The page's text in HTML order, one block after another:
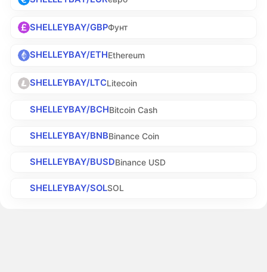
SHELLEYBAY/GBPФунт
SHELLEYBAY/ETHEthereum
SHELLEYBAY/LTCLitecoin
SHELLEYBAY/BCHBitcoin Cash
SHELLEYBAY/BNBBinance Coin
SHELLEYBAY/BUSDBinance USD
SHELLEYBAY/SOLSOL